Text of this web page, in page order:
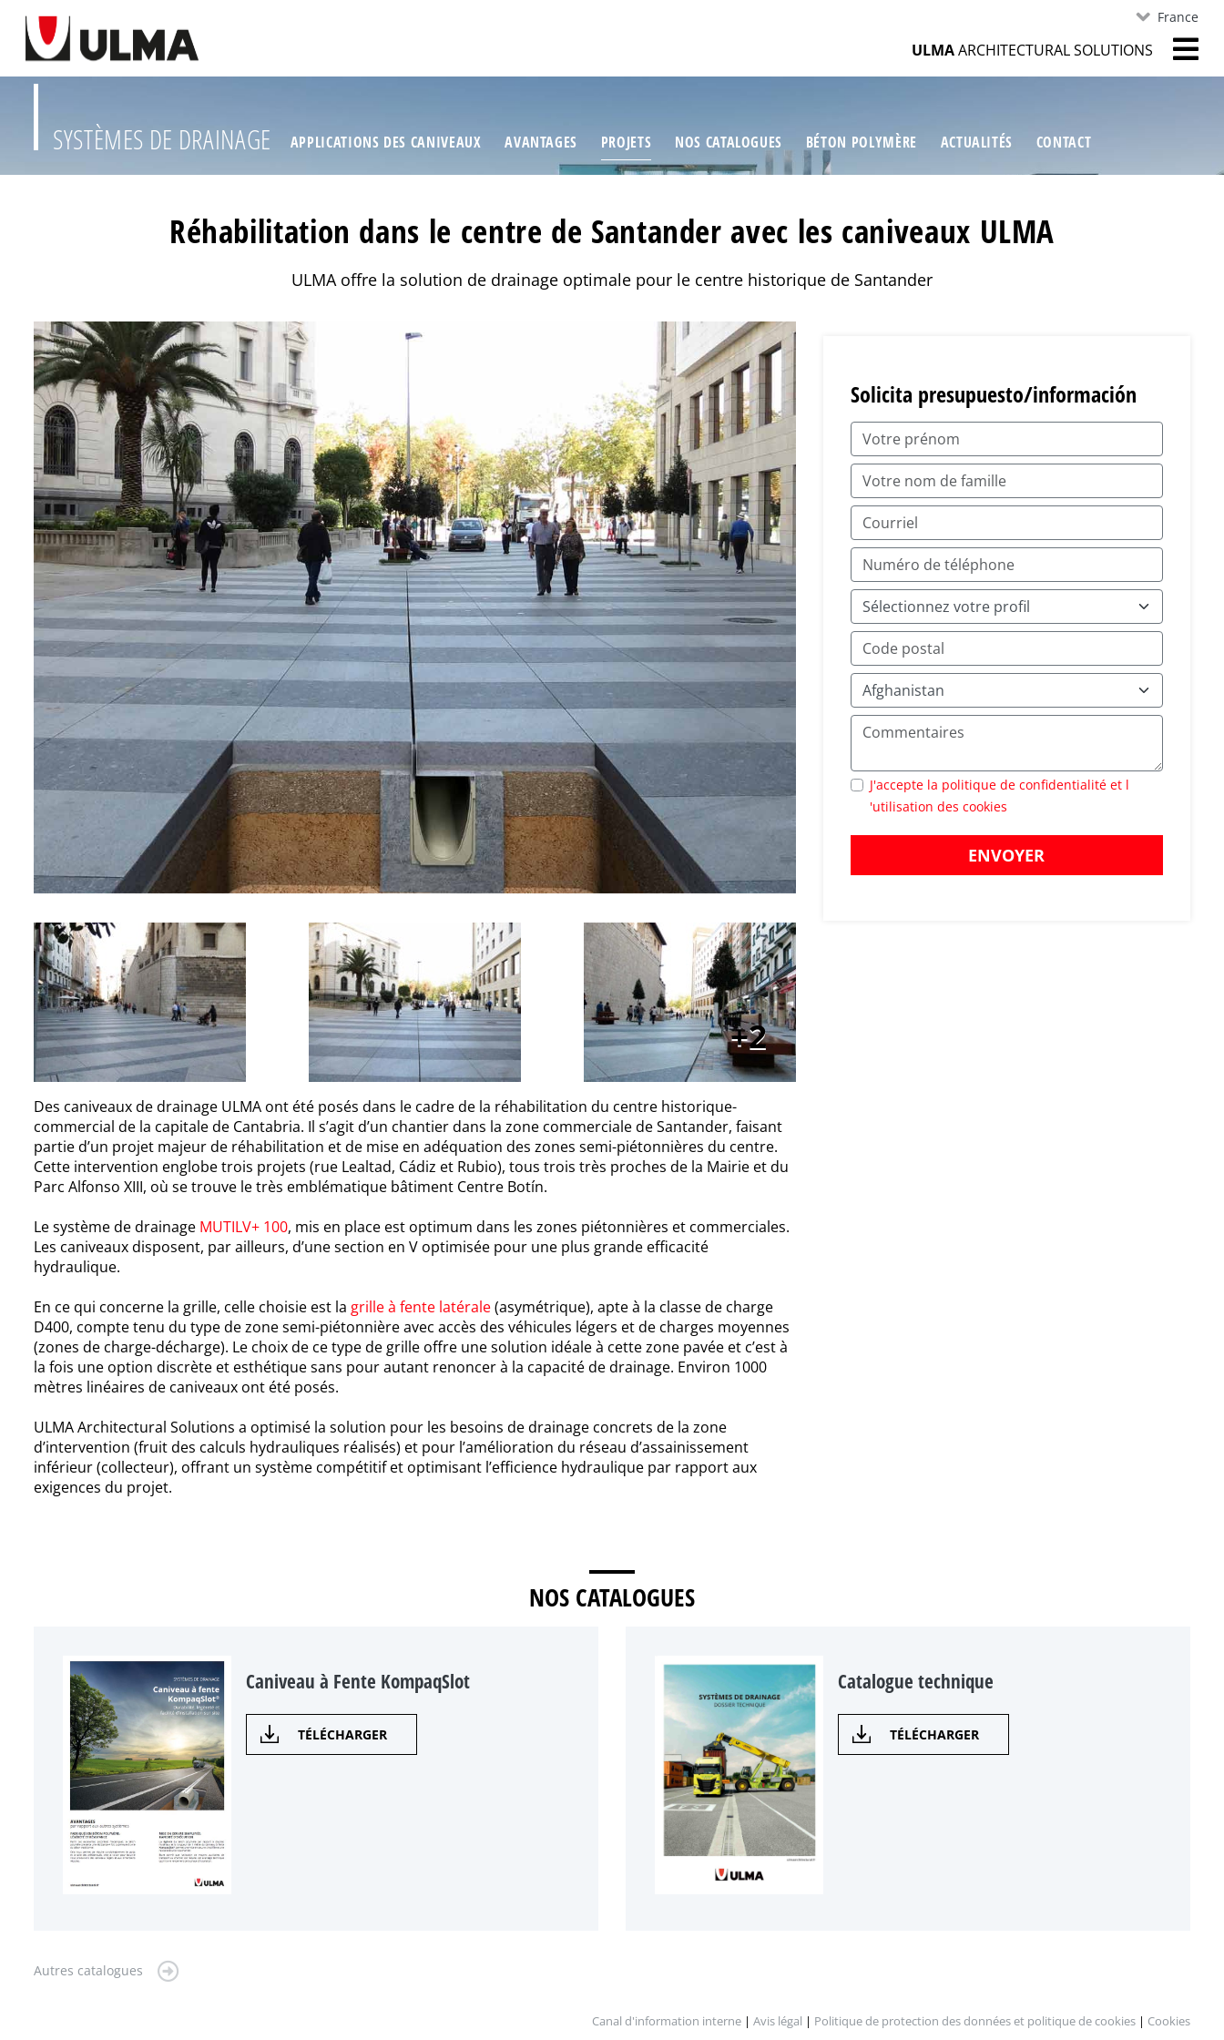
France
ULMAARCHITECTURAL SOLUTIONS
SYSTÈMES DE DRAINAGE APPLICATIONS DES CANIVEAUX AVANTAGES PROJETS NOS CATALOGUES BÉTON POLYMÈRE ACTUALITÉS CONTACT
Réhabilitation dans le centre de Santander avec les caniveaux ULMA
ULMA offre la solution de drainage optimale pour le centre historique de Santander
2
Des caniveaux de drainage ULMA ont été posés dans le cadre de la réhabilitation du centre historique-
commercial de la capitale de Cantabria. Il s’agit d’un chantier dans la zone commerciale de Santander, faisant
partie d’un projet majeur de réhabilitation et de mise en adéquation des zones semi-piétonnières du centre.
Cette intervention englobe trois projets (rue Lealtad, Cádiz et Rubio), tous trois très proches de la Mairie et du
Parc Alfonso XIII, où se trouve le très emblématique bâtiment Centre Botín.
Le système de drainage MUTILV+ 100, mis en place est optimum dans les zones piétonnières et commerciales.
Les caniveaux disposent, par ailleurs, d’une section en V optimisée pour une plus grande efficacité
hydraulique.
En ce qui concerne la grille, celle choisie est la grille à fente latérale(asymétrique), apte à la classe de charge
D400, compte tenu du type de zone semi-piétonnière avec accès des véhicules légers et de charges moyennes
(zones de charge-décharge). Le choix de ce type de grille offre une solution idéale à cette zone pavée et c’est à
la fois une option discrète et esthétique sans pour autant renoncer à la capacité de drainage. Environ 1000
mètres linéaires de caniveaux ont été posés.
ULMA Architectural Solutions a optimisé la solution pour les besoins de drainage concrets de la zone
d’intervention (fruit des calculs hydrauliques réalisés) et pour l’amélioration du réseau d’assainissement
inférieur (collecteur), offrant un système compétitif et optimisant l’efficience hydraulique par rapport aux
exigences du projet.
Solicita presupuesto/información
J'accepte la politique de confidentialité et l
'utilisation des cookies
ENVOYER
NOS CATALOGUES
Caniveau à Fente KompaqSlot
TÉLÉCHARGER
Catalogue technique
TÉLÉCHARGER
Autres catalogues
Canal d'information interne | Avis légal | Politique de protection des données et politique de cookies | Cookies